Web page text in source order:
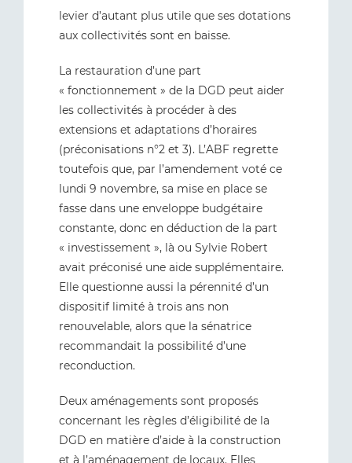
levier d’autant plus utile que ses dotations
aux collectivités sont en baisse.
La restauration d’une part
« fonctionnement » de la DGD peut aider
les collectivités à procéder à des
extensions et adaptations d’horaires
(préconisations n°2 et 3). L’ABF regrette
toutefois que, par l’amendement voté ce
lundi 9 novembre, sa mise en place se
fasse dans une enveloppe budgétaire
constante, donc en déduction de la part
« investissement », là ou Sylvie Robert
avait préconisé une aide supplémentaire.
Elle questionne aussi la pérennité d’un
dispositif limité à trois ans non
renouvelable, alors que la sénatrice
recommandait la possibilité d’une
reconduction.
Deux aménagements sont proposés
concernant les règles d’éligibilité de la
DGD en matière d’aide à la construction
et à l’aménagement de locaux. Elles